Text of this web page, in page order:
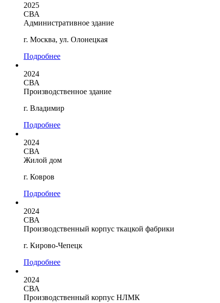
2025
СВА
Административное здание
г. Москва, ул. Олонецкая
Подробнее
2024
СВА
Производственное здание
г. Владимир
Подробнее
2024
СВА
Жилой дом
г. Ковров
Подробнее
2024
СВА
Производственный корпус ткацкой фабрики
г. Кирово-Чепецк
Подробнее
2024
СВА
Производственный корпус НЛМК